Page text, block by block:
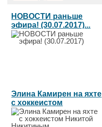
НОВОСТИ раньше
эфира! (30.07.2017)...
Элина Камирен на яхте
с хоккеистом
Никитой...